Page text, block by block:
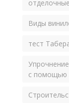
Виды
тест
с помощью